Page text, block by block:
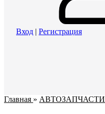
Вход | Регистрация
Главная » АВТОЗАПЧАСТИ